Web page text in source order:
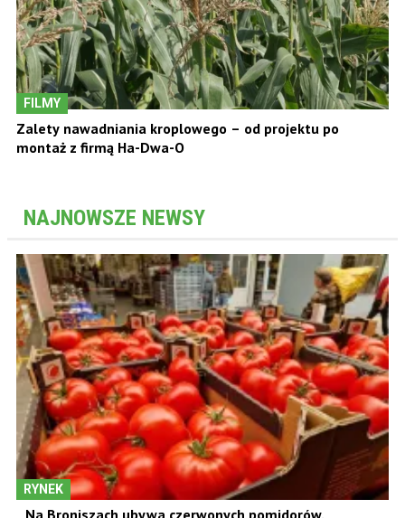
FILMY
Zalety nawadniania kroplowego – od projektu po
montaż z firmą Ha-Dwa-O
NAJNOWSZE NEWSY
RYNEK
Na Broniszach ubywa czerwonych pomidorów.